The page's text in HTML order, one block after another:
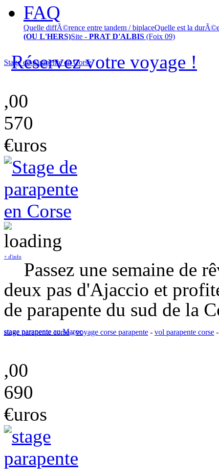
FAQ
Quelle diffÃ©rence entre tandem / biplaceQuelle est la
(OU L'HERS)Site - PRAT D'ALBIS (Foix 09)
Réservez votre voyage !
Stage de parapente en Corse
,00
570
€uros
+ d'info
Passez une semaine de
deux pas d'Ajaccio et
de parapente du sud de la
stage parapente corse-voyage corse parapente - vol parapente corse
stage parapente au Maroc
,00
690
€uros